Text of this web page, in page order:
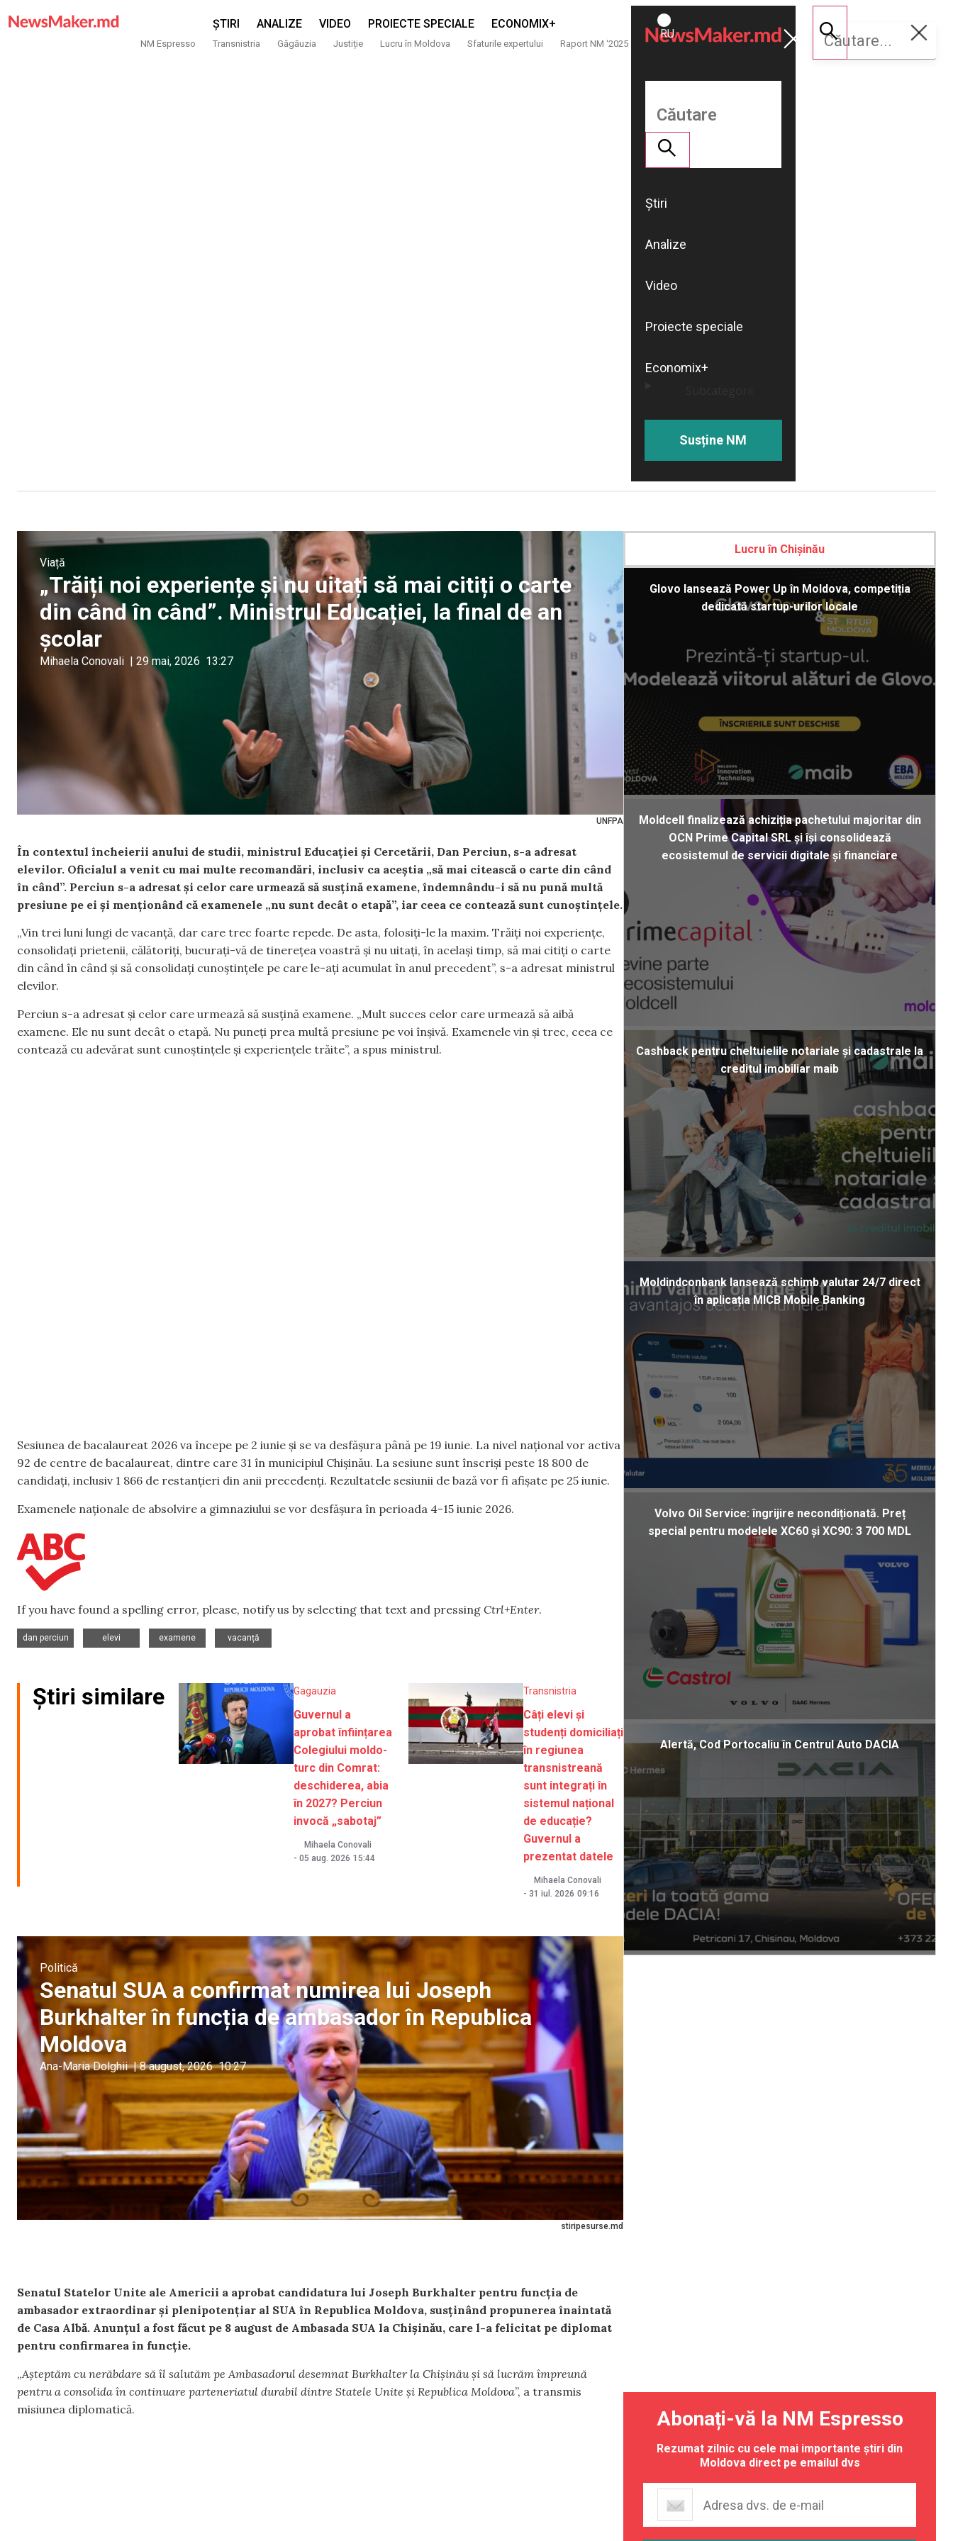
ȘTIRI ANALIZE VIDEO PROIECTE SPECIALE ECONOMIX+
NM Espresso Transnistria Găgăuzia Justiție Lucru în Moldova Sfaturile expertului Raport NM ‘2025
ROMÂNĂ
RU
Susține
NM
Știri
Analize
Video
Proiecte speciale
Economix+
Susține NM
UNFPA
Viață
„Trăiți noi experiențe și nu uitați să mai citiți o carte
din când în când”. Ministrul Educației, la final de an
școlar
Mihaela Conovali | 29 mai, 2026 13:27
În contextul încheierii anului de studii, ministrul Educației și Cercetării, Dan Perciun, s-a adresat
elevilor. Oficialul a venit cu mai multe recomandări, inclusiv ca aceștia „să mai citească o carte din când
în când”. Perciun s-a adresat și celor care urmează să susțină examene, îndemnându-i să nu pună multă
presiune pe ei și menționând că examenele „nu sunt decât o etapă”, iar ceea ce contează sunt cunoștințele.
„Vin trei luni lungi de vacanță, dar care trec foarte repede. De asta, folosiți-le la maxim. Trăiți noi experiențe,
consolidați prietenii, călătoriți, bucurați-vă de tinerețea voastră și nu uitați, în același timp, să mai citiți o carte
din când în când și să consolidați cunoștințele pe care le-ați acumulat în anul precedent”, s-a adresat ministrul
elevilor.
Perciun s-a adresat și celor care urmează să susțină examene. „Mult succes celor care urmează să aibă
examene. Ele nu sunt decât o etapă. Nu puneți prea multă presiune pe voi înșivă. Examenele vin și trec, ceea ce
contează cu adevărat sunt cunoștințele și experiențele trăite”, a spus ministrul.
Sesiunea de bacalaureat 2026 va începe pe 2 iunie și se va desfășura până pe 19 iunie. La nivel național vor activa
92 de centre de bacalaureat, dintre care 31 în municipiul Chișinău. La sesiune sunt înscriși peste 18 800 de
candidați, inclusiv 1 866 de restanțieri din anii precedenți. Rezultatele sesiunii de bază vor fi afișate pe 25 iunie.
Examenele naționale de absolvire a gimnaziului se vor desfășura în perioada 4-15 iunie 2026.
If you have found a spelling error, please, notify us by selecting that text and pressing Ctrl+Enter.
dan perciun
elevi
examene
vacanță
Știri similare Gagauzia
Guvernul a
aprobat înființarea
Colegiului moldo-
turc din Comrat:
deschiderea, abia
în 2027? Perciun
invocă „sabotaj”
Mihaela Conovali
- 05 aug. 2026 15:44
Transnistria
Câți elevi și
studenți domiciliați
în regiunea
transnistreană
sunt integrați în
sistemul național
de educație?
Guvernul a
prezentat datele
Mihaela Conovali
- 31 iul. 2026 09:16
stiripesurse.md
Politică
Senatul SUA a confirmat numirea lui Joseph
Burkhalter în funcția de ambasador în Republica
Moldova
Ana-Maria Dolghii | 8 august, 2026 10:27
Senatul Statelor Unite ale Americii a aprobat candidatura lui Joseph Burkhalter pentru funcția de
ambasador extraordinar și plenipotențiar al SUA în Republica Moldova, susținând propunerea înaintată
de Casa Albă. Anunțul a fost făcut pe 8 august de Ambasada SUA la Chișinău, care l-a felicitat pe diplomat
pentru confirmarea în funcție.
„Așteptăm cu nerăbdare să îl salutăm pe Ambasadorul desemnat Burkhalter la Chișinău și să lucrăm împreună
pentru a consolida în continuare parteneriatul durabil dintre Statele Unite și Republica Moldova”, a transmis
misiunea diplomatică.
Lucru în Chișinău
Glovo lansează Power Up în Moldova, competiția
dedicată startup-urilor locale
Moldcell finalizează achiziția pachetului majoritar din
OCN Prime Capital SRL și își consolidează
ecosistemul de servicii digitale și financiare
Cashback pentru cheltuielile notariale și cadastrale la
creditul imobiliar maib
Moldindconbank lansează schimb valutar 24/7 direct
în aplicația MICB Mobile Banking
Volvo Oil Service: îngrijire necondiționată. Preț
special pentru modelele XC60 și XC90: 3 700 MDL
Alertă, Cod Portocaliu în Centrul Auto DACIA
Abonați-vă la NM Espresso
Rezumat zilnic cu cele mai importante știri din
Moldova direct pe emailul dvs